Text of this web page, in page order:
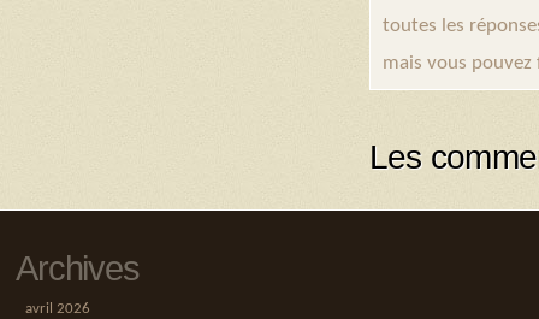
toutes les
mais vous
Les
Archives
avril 2026